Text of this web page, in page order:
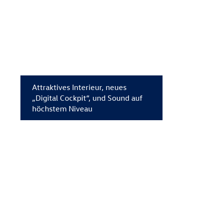
Attraktives Interieur, neues
„Digital Cockpit“, und Sound auf
höchstem Niveau